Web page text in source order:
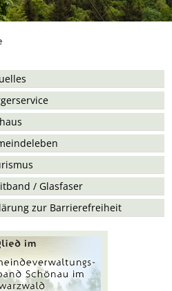
/ Glasfaser
zur Barrierefreiheit